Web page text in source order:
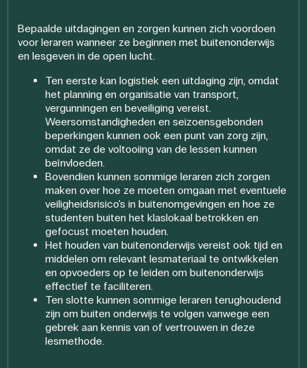
Bepaalde uitdagingen en zorgen kunnen zich voordoen
voor leraren wanneer ze beginnen met buitenonderwijs
en lesgeven in de open lucht.
Ten eerste kan logistiek een uitdaging zijn, omdat
het planning en organisatie van transport,
vergunningen en beveiliging vereist.
Weersomstandigheden en seizoensgebonden
beperkingen kunnen ook een punt van zorg zijn,
omdat ze de voltooiing van de lessen kunnen
beïnvloeden.
Bovendien kunnen sommige leraren zich zorgen
maken over hoe ze moeten omgaan met eventuele
veiligheidsrisico's in buitenomgevingen en hoe ze
studenten buiten het klaslokaal betrokken en
gefocust moeten houden.
Het houden van buitenonderwijs vereist ook tijd en
middelen om relevant lesmateriaal te ontwikkelen
en opvoeders op te leiden om buitenonderwijs
effectief te faciliteren.
Ten slotte kunnen sommige leraren terughoudend
zijn om buiten onderwijs te volgen vanwege een
gebrek aan kennis van of vertrouwen in deze
lesmethode.